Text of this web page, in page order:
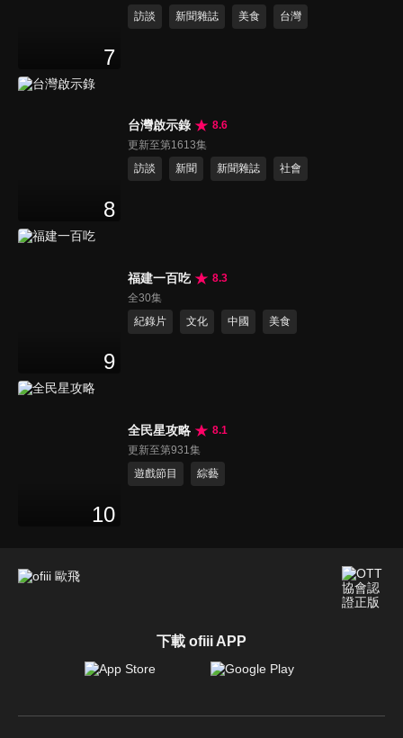
7
訪談
新聞雜誌 美食 台灣
8
台灣啟示錄
8.6
更新至第1613集
訪談
新聞 新聞雜誌 社會
9
福建一百吃
8.3
全30集
紀錄片
文化 中國 美食
10
全民星攻略
8.1
更新至第931集
遊戲節目
綜藝
下載 ofiii APP